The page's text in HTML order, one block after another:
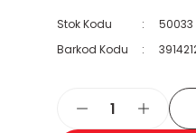
Stok Kodu 50033
Barkod Kodu